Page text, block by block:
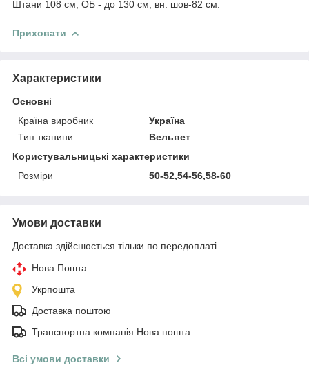
Штани 108 см, ОБ - до 130 см, вн. шов-82 см.
Приховати
Характеристики
Основні
Країна виробник
Україна
Тип тканини
Вельвет
Користувальницькі характеристики
Розміри
50-52,54-56,58-60
Умови доставки
Доставка здійснюється тільки по передоплаті.
Нова Пошта
Укрпошта
Доставка поштою
Транспортна компанія Нова пошта
Всі умови доставки